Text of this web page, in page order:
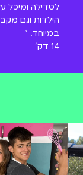
לטדילה ומיכל
הילדות וגם
במיוחד. "
14 דק'